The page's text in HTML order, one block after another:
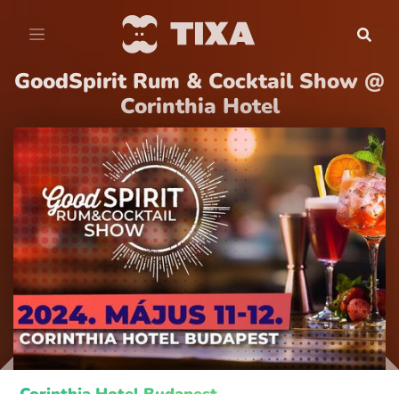
GoodSpirit Rum & Cocktail Show @
Corinthia Hotel